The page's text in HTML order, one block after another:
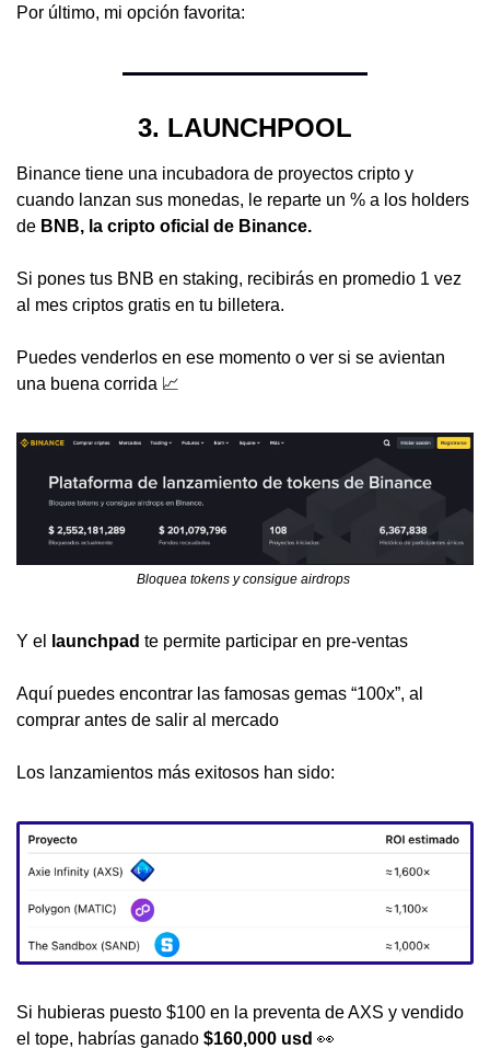
Por último, mi opción favorita:
3. LAUNCHPOOL
Binance tiene una incubadora de proyectos cripto y
cuando lanzan sus monedas, le reparte un % a los holders
de BNB, la cripto oficial de Binance.
Si pones tus BNB en staking, recibirás en promedio 1 vez
al mes criptos gratis en tu billetera.
Puedes venderlos en ese momento o ver si se avientan
una buena corrida 📈
Bloquea tokens y consigue airdrops
Y el launchpad te permite participar en pre-ventas
Aquí puedes encontrar las famosas gemas “100x”, al
comprar antes de salir al mercado
Los lanzamientos más exitosos han sido:
Si hubieras puesto $100 en la preventa de AXS y vendido
el tope, habrías ganado $160,000 usd 👀